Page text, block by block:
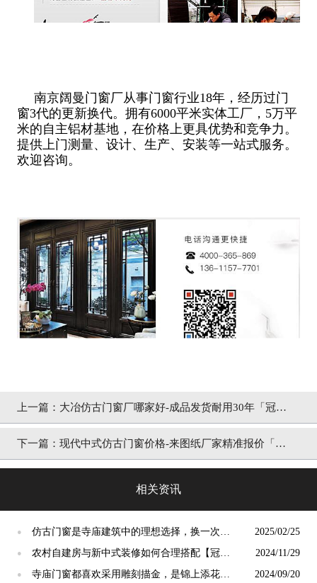
南京阔曼门窗厂从事门窗行业18年，经历过门
窗3代的更新换代。拥有6000平米实体工厂，5万平
米的自主铝材基地，在价格上更具优势和竞争力。
提供上门测量、设计、生产、安装等一站式服务。
欢迎咨询。
上一篇： 大冶仿古门窗厂哪家好-成品发货耐用30年「冠墅
阳光」
下一篇： 现代中式仿古门窗价格-来图纸厂家精准报价「冠
相关资讯
●
仿古门窗是寺庙建筑中的理想选择，换一次用
终生【冠墅阳光】
2025/02/25
●
农村自建房与新中式装修如何合理搭配【冠墅
阳光】
2024/11/29
●
寺庙门窗都喜欢采用雕刻描金，是锦上添花
2024/09/20